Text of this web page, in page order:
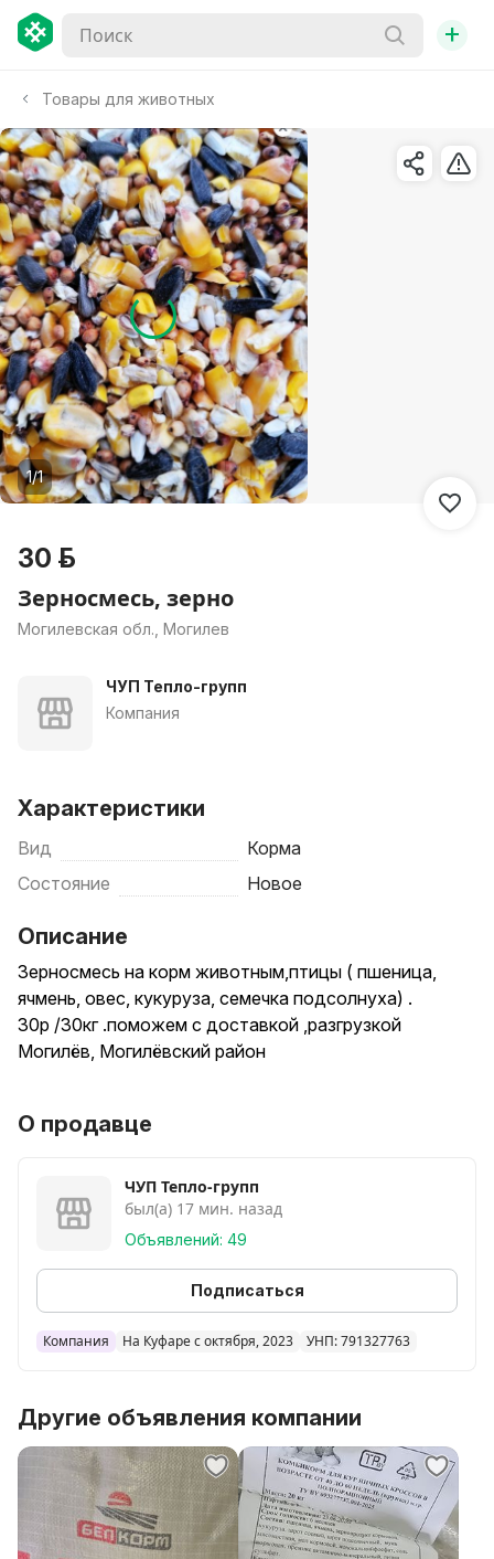
+
Товары для животных
1/1
30 р.
Зерносмесь, зерно
Могилевская обл., Могилев
ЧУП Тепло-групп
Компания
Характеристики
Вид
Корма
Состояние
Новое
Описание
Зерносмесь на корм животным,птицы ( пшеница,
ячмень, овес, кукуруза, семечка подсолнуха) .
30р /30кг .поможем с доставкой ,разгрузкой
Могилёв, Могилёвский район
Могилеве
- мини-рынок Казимировский пав 2 Минское шоссе
-Могилев ул Полевая д.10 (р-н Пушкина)
Доставка Могилев и Могилёвский район.
О продавце
ЧУП Тепло-групп
был(а) 17 мин. назад
Объявлений: 49
Подписаться
Компания На Куфаре с октября, 2023 УНП: 791327763
Другие объявления компании